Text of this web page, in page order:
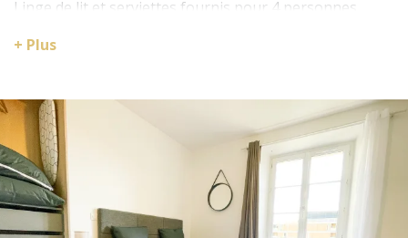
Linge de lit et serviettes fournis pour 4 personnes
🔸 Salle d'eau :
Douche
WC
Localisation :
📍 Rue Conrad Killian, Saint-Martin-le-Vinoux, au calme
+ Plus